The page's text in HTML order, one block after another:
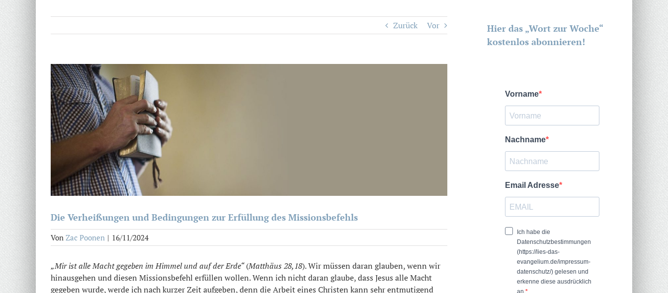
Zurück Vor
Zeige
grösseres
Bild
Die Verheißungen und Bedingungen zur Erfüllung des Missionsbefehls
Von Zac Poonen | 16/11/2024
„Mir ist alle Macht gegeben im Himmel und auf der Erde“(Matthäus 28,18). Wir müssen daran glauben, wenn wir
hinausgehen und diesen Missionsbefehl erfüllen wollen. Wenn ich nicht daran glaube, dass Jesus alle Macht
gegeben wurde, werde ich nach kurzer Zeit aufgeben, denn die Arbeit eines Christen kann sehr entmutigend
Hier das „Wort zur Woche“
kostenlos abonnieren!